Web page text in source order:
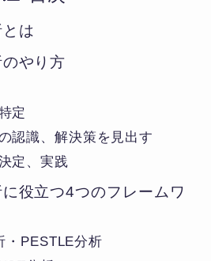
は
やり方
定
認識、解決策を見出す
定、実践
役立つ4つのフレームワ
・PESTLE分析